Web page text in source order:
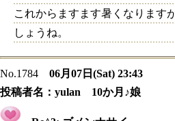
これからますます暑くなります
しょうね。
No.1784
06月07日(Sat) 23:43
投稿者名： yulan 10か月♪娘